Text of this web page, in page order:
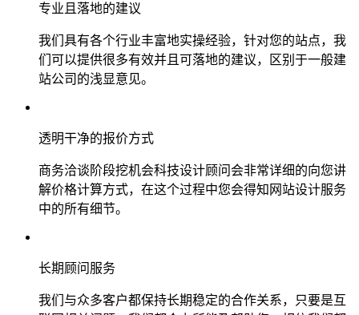
专业且落地的建议
我们具有各个行业丰富地实操经验，针对您的站点，我
们可以提供很多有效并且可落地的建议，区别于一般建
站公司的浅显意见。
透明干净的报价方式
商务洽谈阶段挖机会科技设计顾问会非常详细的向您讲
解价格计算方式，在这个过程中您会得知网站设计服务
中的所有细节。
长期顾问服务
我们与众多客户都保持长期稳定的合作关系，只要是互